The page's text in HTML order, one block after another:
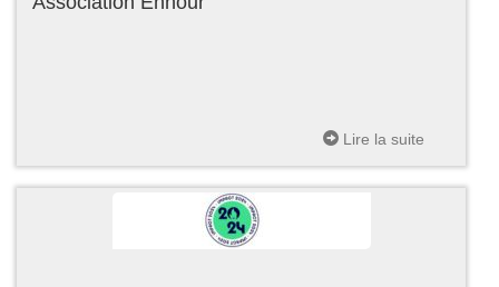
Lire la suite